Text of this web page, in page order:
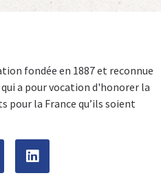
fondée en 1887 et reconnue
a pour vocation d'honorer la
pour la France qu’ils soient